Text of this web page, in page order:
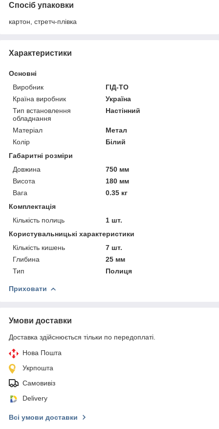
Спосіб упаковки
картон, стретч-плівка
Характеристики
Основні
Виробник
ГІД-ТО
Країна виробник
Україна
Тип встановлення
обладнання
Настінний
Матеріал
Метал
Колір
Білий
Габаритні розміри
Довжина
750 мм
Висота
180 мм
Вага
0.35 кг
Комплектація
Кількість полиць
1 шт.
Користувальницькі характеристики
Кількість кишень
7 шт.
Глибина
25 мм
Тип
Полиця
Приховати
Умови доставки
Доставка здійснюється тільки по передоплаті.
Нова Пошта
Укрпошта
Самовивіз
Delivery
Всі умови доставки